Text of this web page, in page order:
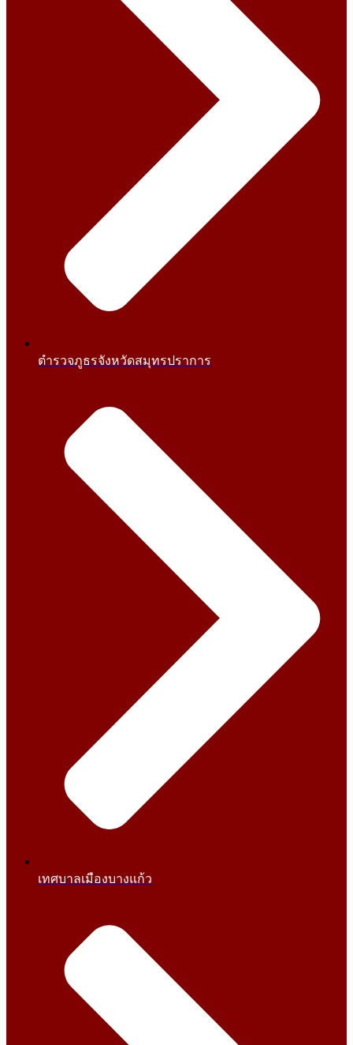
ตำรวจภูธรจังหวัดสมุทรปราการ
เทศบาลเมืองบางแก้ว